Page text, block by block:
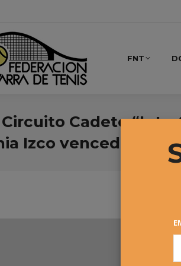
FNT
Circuito Cadete
Izco vencedores